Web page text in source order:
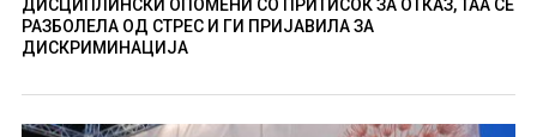
ДИСЦИПЛИНСКИ ОПОМЕНИ СО ПРИТИСОК ЗА ОТКАЗ, ТАА СЕ
РАЗБОЛЕЛА ОД СТРЕС И ГИ ПРИЈАВИЛА ЗА
ДИСКРИМИНАЦИЈА